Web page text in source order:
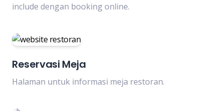
include dengan booking online.
Reservasi Meja
Halaman untuk informasi meja restoran.